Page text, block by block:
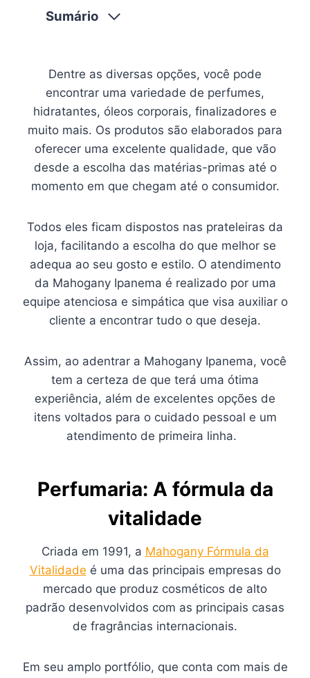
Sumário
Dentre as diversas opções, você pode
encontrar uma variedade de perfumes,
hidratantes, óleos corporais, finalizadores e
muito mais. Os produtos são elaborados para
oferecer uma excelente qualidade, que vão
desde a escolha das matérias-primas até o
momento em que chegam até o consumidor.
Todos eles ficam dispostos nas prateleiras da
loja, facilitando a escolha do que melhor se
adequa ao seu gosto e estilo. O atendimento
da Mahogany Ipanema é realizado por uma
equipe atenciosa e simpática que visa auxiliar o
cliente a encontrar tudo o que deseja.
Assim, ao adentrar a Mahogany Ipanema, você
tem a certeza de que terá uma ótima
experiência, além de excelentes opções de
itens voltados para o cuidado pessoal e um
atendimento de primeira linha.
Perfumaria: A fórmula da
vitalidade
Criada em 1991, a Mahogany Fórmula da
Vitalidade é uma das principais empresas do
mercado que produz cosméticos de alto
padrão desenvolvidos com as principais casas
de fragrâncias internacionais.
Em seu amplo portfólio, que conta com mais de